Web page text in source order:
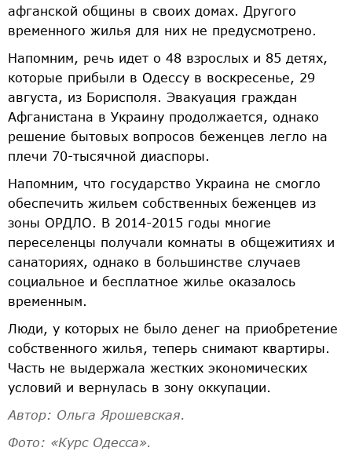
афганской общины в своих домах. Другого
временного жилья для них не предусмотрено.
Напомним, речь идет о 48 взрослых и 85 детях,
которые прибыли в Одессу в воскресенье, 29
августа, из Борисполя. Эвакуация граждан
Афганистана в Украину продолжается, однако
решение бытовых вопросов беженцев легло на
плечи 70-тысячной диаспоры.
Напомним, что государство Украина не смогло
обеспечить жильем собственных беженцев из
зоны ОРДЛО. В 2014-2015 годы многие
переселенцы получали комнаты в общежитиях и
санаториях, однако в большинстве случаев
социальное и бесплатное жилье оказалось
временным.
Люди, у которых не было денег на приобретение
собственного жилья, теперь снимают квартиры.
Часть не выдержала жестких экономических
условий и вернулась в зону оккупации.
Автор: Ольга Ярошевская.
Фото: «Курс Одесса».